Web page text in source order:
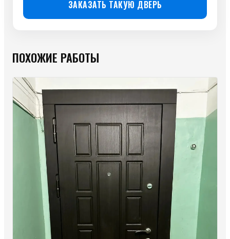
ЗАКАЗАТЬ ТАКУЮ ДВЕРЬ
ПОХОЖИЕ РАБОТЫ